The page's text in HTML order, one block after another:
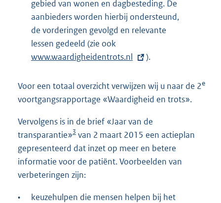
gebied van wonen en dagbesteding. De
aanbieders worden hierbij ondersteund,
de vorderingen gevolgd en relevante
lessen gedeeld (zie ook
x
e
r
e
l
i
n
www.waardigheidentrots.nl ).
Voor een totaal overzicht verwijzen wij u naar de 2e
voortgangsrapportage «Waardigheid en trots».
Vervolgens is in de brief «Jaar van de
transparantie»3 van 2 maart 2015 een actieplan
gepresenteerd dat inzet op meer en betere
informatie voor de patiënt. Voorbeelden van
verbeteringen zijn:
•
keuzehulpen die mensen helpen bij het